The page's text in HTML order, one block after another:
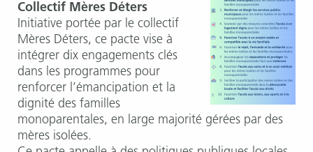
Collectif Mères Déters
Initiative portée par le collectif
Mères Déters, ce pacte vise à
intégrer dix engagements clés
dans les programmes pour
renforcer l’émancipation et la
dignité des familles
monoparentales, en large majorité gérées par des
mères isolées.